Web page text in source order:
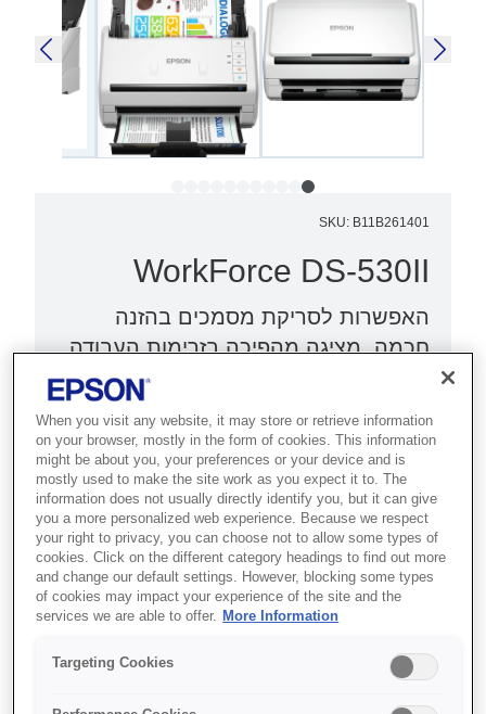
SKU: B11B261401
WorkForce DS-530II
האפשרות לסריקת מסמכים בהזנה
חכמה, מציגה מהפיכה בזרימות העבודה
באמצעות תכונות חכמות ללכידת מגוון
מצב איטי עבור מסמכים עדינים
מניעת הזנות כפולות ומרגיזות
ערכת אופציונלית לסורק שטוח
When you visit any website, it may store or retrieve information
on your browser, mostly in the form of cookies. This information
might be about you, your preferences or your device and is
mostly used to make the site work as you expect it to. The
information does not usually directly identify you, but it can give
you a more personalized web experience. Because we respect
your right to privacy, you can choose not to allow some types of
cookies. Click on the different category headings to find out more
and change our default settings. However, blocking some types
of cookies may impact your experience of the site and the
services we are able to offer. More Information
Targeting Cookies